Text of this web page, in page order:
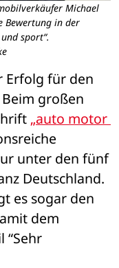
Michael
Bewertung in der
sport“.
Erfolg für den
Beim großen
„auto motor
unter den fünf
Deutschland.
es sogar den
dem
“Sehr